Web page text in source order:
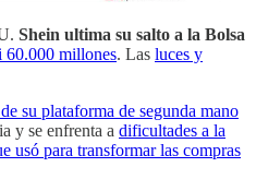
Shein ultima su salto a la Bolsa
60.000 millones. Las luces y
su plataforma de segunda mano
y se enfrenta a dificultades a la
usó para transformar las compras